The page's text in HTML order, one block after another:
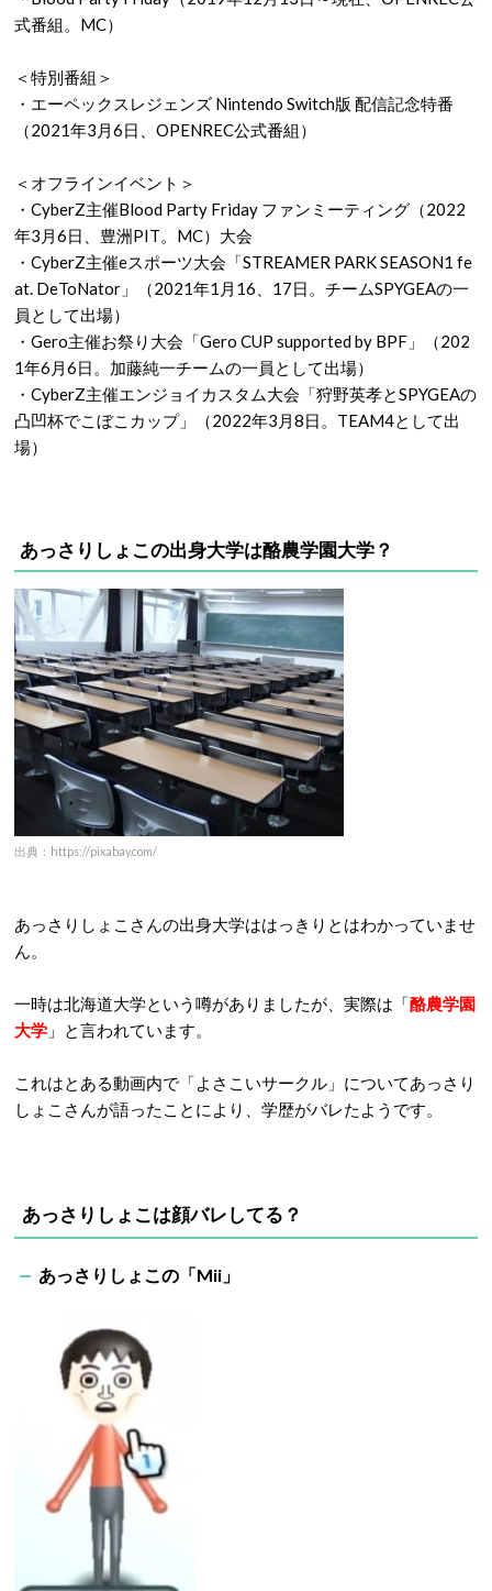
式番組。MC）
＜特別番組＞
・エーペックスレジェンズ Nintendo Switch版 配信記念特番
（2021年3月6日、OPENREC公式番組）
＜オフラインイベント＞
・CyberZ主催Blood Party Friday ファンミーティング（2022
年3月6日、豊洲PIT。MC）大会
・CyberZ主催eスポーツ大会「STREAMER PARK SEASON1 fe
at. DeToNator」（2021年1月16、17日。チームSPYGEAの一
員として出場）
・Gero主催お祭り大会「Gero CUP supported by BPF」（202
1年6月6日。加藤純一チームの一員として出場）
・CyberZ主催エンジョイカスタム大会「狩野英孝とSPYGEAの
凸凹杯でこぼこカップ」（2022年3月8日。TEAM4として出
場）
あっさりしょこの出身大学は酪農学園大学？
出典：https://pixabay.com/
あっさりしょこさんの出身大学ははっきりとはわかっていませ
ん。
一時は北海道大学という噂がありましたが、実際は「酪農学園
大学 」と言われています。
これはとある動画内で「よさこいサークル」についてあっさり
しょこさんが語ったことにより、学歴がバレたようです。
あっさりしょこは顔バレしてる？
あっさりしょこの「Mii」